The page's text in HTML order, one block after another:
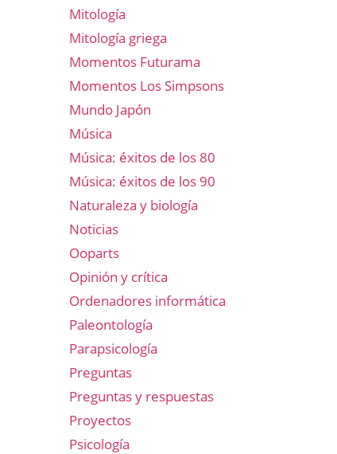
Mitología
Mitología griega
Momentos Futurama
Momentos Los Simpsons
Mundo Japón
Música
Música: éxitos de los 80
Música: éxitos de los 90
Naturaleza y biología
Noticias
Ooparts
Opinión y crítica
Ordenadores informática
Paleontología
Parapsicología
Preguntas
Preguntas y respuestas
Proyectos
Psicología